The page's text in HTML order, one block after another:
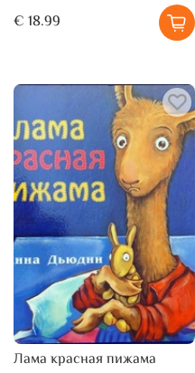
€ 18.99
Лама красная пижама